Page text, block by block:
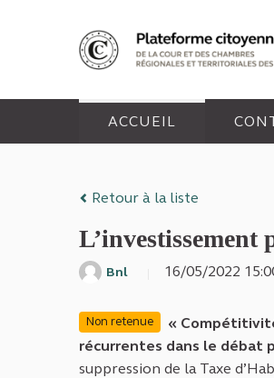
ACCUEIL
Retour à la liste
L’investissement
Bnl
16/05/2022
Non retenue
«
récurrentes dans le débat
suppression de la Taxe